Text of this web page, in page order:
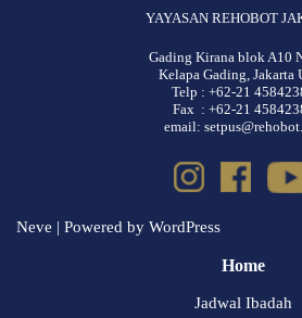
YAYASAN REHOBOT
Gading Kirana blok A10
Kelapa Gading, Jakarta
Telp : +62-21
Fax : +62-21
email:
Neve | Powered by WordPress
Home
Jadwal Ibadah